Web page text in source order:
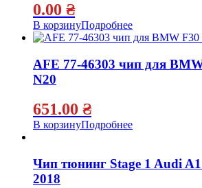
0.00 ₴
В корзинуПодробнее
AFE 77-46303 чип для
N20
651.00 ₴
В корзинуПодробнее
Чип тюнинг Stage 1 Audi
2018